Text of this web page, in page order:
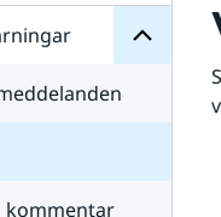
kommentar